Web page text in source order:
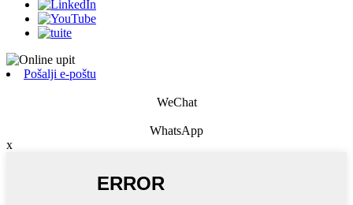
Pošalji e-poštu
WeChat
WhatsApp
x